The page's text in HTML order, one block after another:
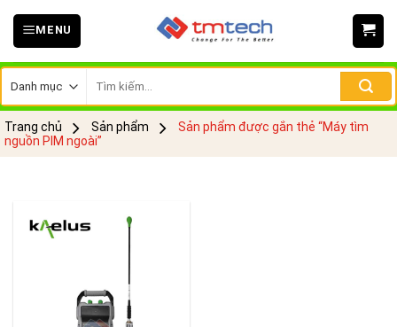
Skip
MENU
kiếm:
Trang chủ Sản phẩm
Sản phẩm được gắn thẻ “Máy tìm
nguồn PIM ngoài”